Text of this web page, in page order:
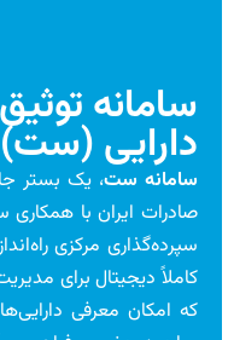
سامانه
دارایی
سامانه ست، یک بستر
صادرات ایران با همکاری
سپرده‌گذاری مرکزی
کاملاً دیجیتال برای
که امکان معرفی